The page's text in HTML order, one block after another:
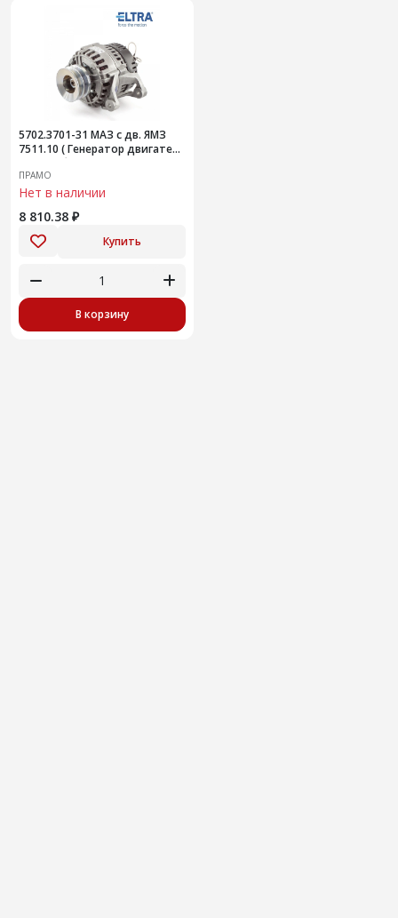
5702.3701-31 МАЗ с дв. ЯМЗ
7511.10 ( Генератор двигателя
автомобиля
ПРАМО
Нет в наличии
8 810.38 ₽
Купить
В корзину